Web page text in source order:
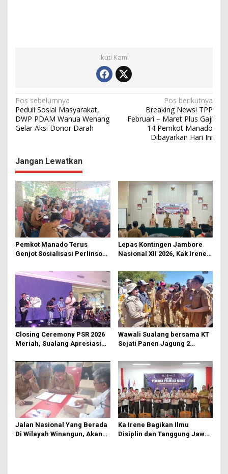
Ikuti Kami
N
a
v
g
a
s
i
p
o
s
Pos sebelumnya
Peduli Sosial Masyarakat,
DWP PDAM Wanua Wenang
Gelar Aksi Donor Darah
Pos berikutnya
Breaking News! TPP
Februari – Maret Plus Gaji
14 Pemkot Manado
Dibayarkan Hari Ini
Jangan Lewatkan
Pemkot Manado Terus
Genjot Sosialisasi Perlinsos
Lepas Kontingen Jambore
Nasional XII 2026, Kak Irene:
Kesehatan
Closing Ceremony PSR 2026
Meriah, Sualang Apresiasi
GMIM
Wawali Sualang bersama KT
Sejati Panen Jagung 2
Jalan Nasional Yang Berada
Di Wilayah Winangun, Akan
Ka Irene Bagikan Ilmu
Disiplin dan Tanggung Jawab